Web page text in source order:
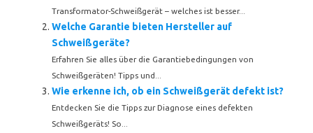
Transformator-Schweißgerät – welches ist besser...
Welche Garantie bieten Hersteller auf
Schweißgeräte?
Erfahren Sie alles über die Garantiebedingungen von
Schweißgeräten! Tipps und...
Wie erkenne ich, ob ein Schweißgerät defekt ist?
Entdecken Sie die Tipps zur Diagnose eines defekten
Schweißgeräts! So...